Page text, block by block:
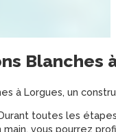
Blanches
à Lorgues, un
toutes les
vous pourrez